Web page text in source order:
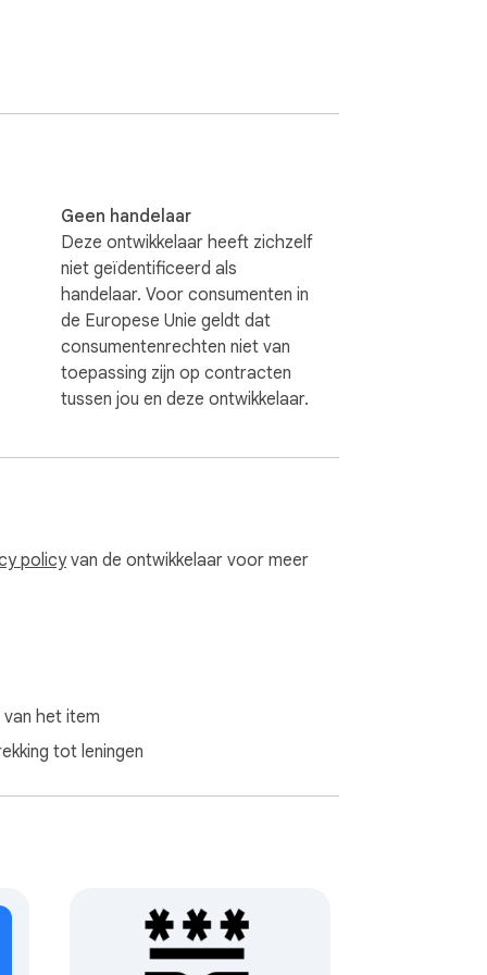
uit op elke site
zodat je de sneltoets nooit vergeet
een sterk, willekeurig wachtwoord aan
l, I, 1, O, 0 uit te sluiten
aftelpuls zodat de onthulling je nooit
nog steeds is
Geen handelaar
Deze ontwikkelaar heeft zichzelf
niet geïdentificeerd als
handelaar. Voor consumenten in
de Europese Unie geldt dat
consumentenrechten niet van
toepassing zijn op contracten
tussen jou en deze ontwikkelaar.
policyvan de ontwikkelaar voor meer
het item
tot leningen